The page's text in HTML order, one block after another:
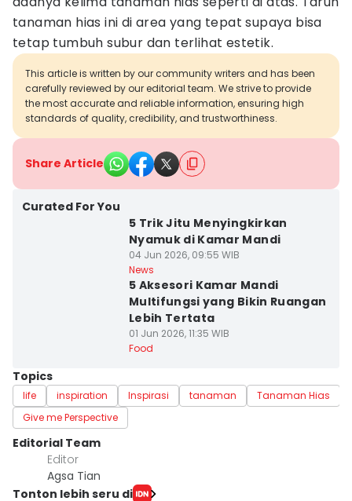
tanaman hias ini di area yang tepat supaya bisa
tetap tumbuh subur dan terlihat estetik.
This article is written by our community writers and has been
carefully reviewed by our editorial team. We strive to provide
the most accurate and reliable information, ensuring high
standards of quality, credibility, and trustworthiness.
Share Article
Curated For You
5 Trik Jitu Menyingkirkan
Nyamuk di Kamar Mandi
04 Jun 2026, 09:55 WIB
News
5 Aksesori Kamar Mandi
Multifungsi yang Bikin Ruangan
Lebih Tertata
01 Jun 2026, 11:35 WIB
Food
Topics
life inspiration Inspirasi tanaman Tanaman Hias
Give me Perspective
Editorial Team
Editor
Agsa Tian
Tonton lebih seru di